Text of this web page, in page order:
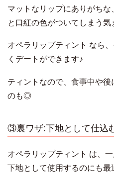
マットなリップにありがち
と口紅の色がついてしまう
オペラリップティント なら
くデートができます♪
ティントなので、食事中や
のも◎
③裏ワザ:下地として仕込
オペラリップティント は、
下地として使用するのにも